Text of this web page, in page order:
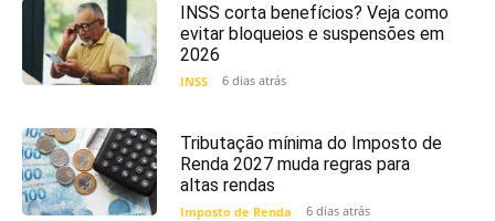
INSS corta benefícios? Veja como
evitar bloqueios e suspensões em
2026
INSS 6 dias atrás
Tributação mínima do Imposto de
Renda 2027 muda regras para
altas rendas
Imposto de Renda 6 dias atrás